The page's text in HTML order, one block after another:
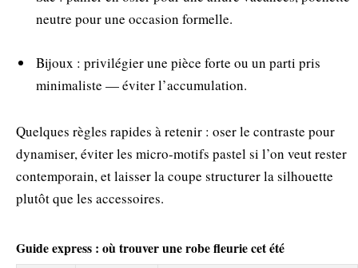
neutre pour une occasion formelle.
Bijoux : privilégier une pièce forte ou un parti pris
minimaliste — éviter l’accumulation.
Quelques règles rapides à retenir : oser le contraste pour
dynamiser, éviter les micro-motifs pastel si l’on veut rester
contemporain, et laisser la coupe structurer la silhouette
plutôt que les accessoires.
Guide express : où trouver une robe fleurie cet été